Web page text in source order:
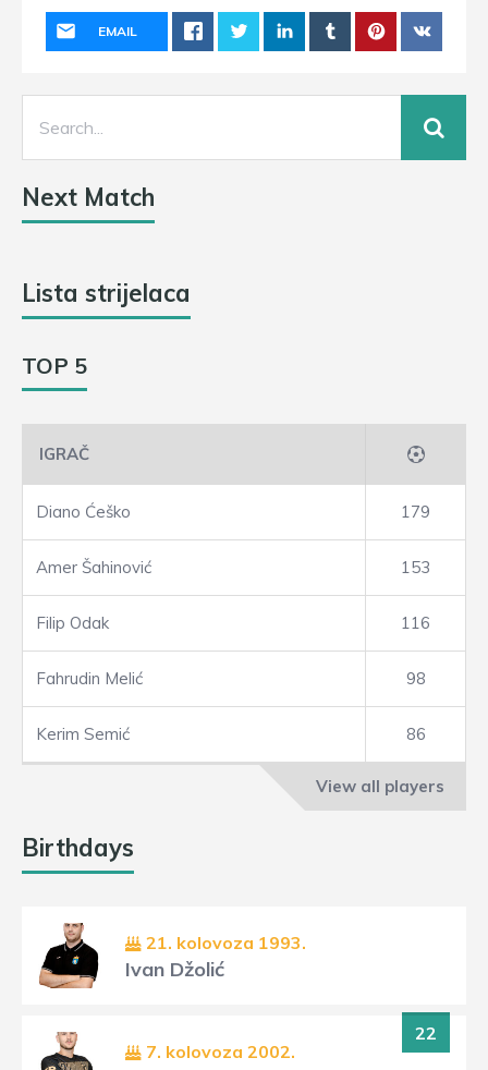
EMAIL
Next Match
Lista strijelaca
TOP 5
IGRAČ
Diano Ćeško 179
Amer Šahinović 153
Filip Odak 116
Fahrudin Melić 98
Kerim Semić 86
View all players
Birthdays
21. kolovoza 1993.
Ivan Džolić
22
7. kolovoza 2002.